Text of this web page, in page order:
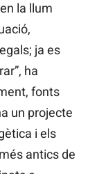
la llum
ja es
ha
fonts
un projecte
i els
antics de